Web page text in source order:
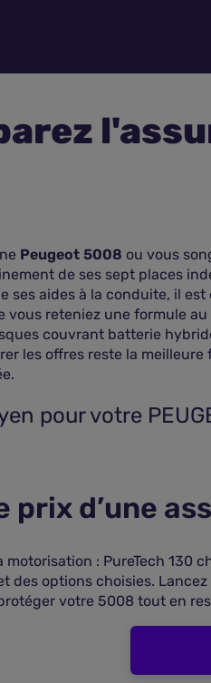
Peugeot 5008 ou vous
de ses sept places
ses aides à la conduite, il
vous reteniez une formule
couvrant batterie
les offres reste la meilleure
pour votre
prix d’une
: PureTech 130
des options choisies.
votre 5008 tout en